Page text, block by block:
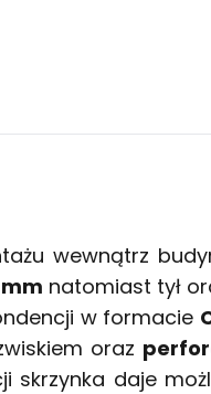
wewnątrz
mm natomiast tył
w formacie
oraz
daje